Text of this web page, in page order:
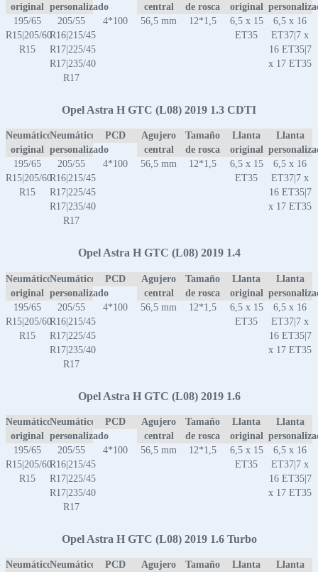
original
personalizado
central
de rosca
original
195/65
R15|205/60
R15
205/55
R16|215/45
R17|225/45
R17|235/40
R17
4*100 56,5 mm 12*1,5
6,5 x 15
ET35
6,5 x 16
ET37|7 x
16 ET35|7
x 17 ET35
Opel Astra H GTC (L08) 2019 1.3 CDTI
Neumático
original
Neumático
personalizado
PCD
Agujero
central
Tamaño
de rosca
Llanta
original
Llanta
195/65
R15|205/60
R15
205/55
R16|215/45
R17|225/45
R17|235/40
R17
4*100 56,5 mm 12*1,5
6,5 x 15
ET35
6,5 x 16
ET37|7 x
16 ET35|7
x 17 ET35
Opel Astra H GTC (L08) 2019 1.4
Neumático
original
Neumático
personalizado
PCD
Agujero
central
Tamaño
de rosca
Llanta
original
Llanta
195/65
R15|205/60
R15
205/55
R16|215/45
R17|225/45
R17|235/40
R17
4*100 56,5 mm 12*1,5
6,5 x 15
ET35
6,5 x 16
ET37|7 x
16 ET35|7
x 17 ET35
Opel Astra H GTC (L08) 2019 1.6
Neumático
original
Neumático
personalizado
PCD
Agujero
central
Tamaño
de rosca
Llanta
original
Llanta
195/65
R15|205/60
R15
205/55
R16|215/45
R17|225/45
R17|235/40
R17
4*100 56,5 mm 12*1,5
6,5 x 15
ET35
6,5 x 16
ET37|7 x
16 ET35|7
x 17 ET35
Opel Astra H GTC (L08) 2019 1.6 Turbo
NeumáticoNeumático
PCD
Agujero
Tamaño
Llanta
Llanta